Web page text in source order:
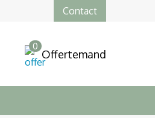
Contact
0
Offertemand